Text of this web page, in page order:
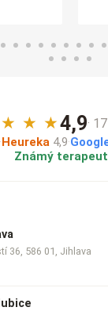
★ ★ ★4,9·
·Heureka 4,9·
Známý terapeut
36, 586 01, Jihlava